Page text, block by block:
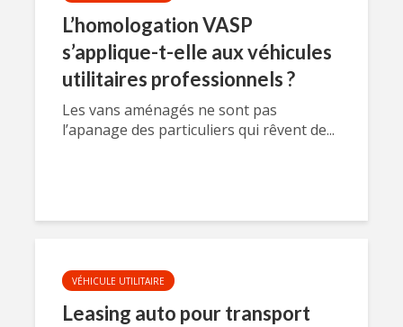
L’homologation VASP
s’applique-t-elle aux véhicules
utilitaires professionnels ?
Les vans aménagés ne sont pas
l’apanage des particuliers qui rêvent de...
VÉHICULE UTILITAIRE
Leasing auto pour transport